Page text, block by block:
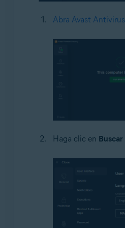
Abra Avast Antivirus
Haga clic en Buscar